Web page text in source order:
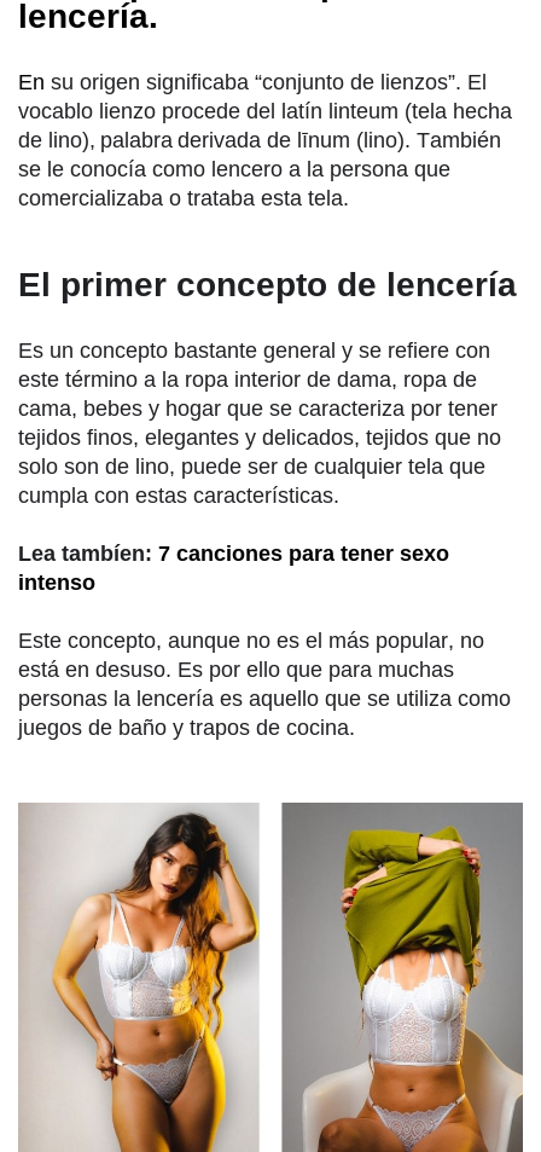
lencería.
En su origen significaba “conjunto de lienzos”. El
vocablo lienzo procede del latín linteum (tela hecha
de lino), palabra derivada de līnum (lino). También
se le conocía como lencero a la persona que
comercializaba o trataba esta tela.
El primer concepto de lencería
Es un concepto bastante general y se refiere con
este término a la ropa interior de dama, ropa de
cama, bebes y hogar que se caracteriza por tener
tejidos finos, elegantes y delicados, tejidos que no
solo son de lino, puede ser de cualquier tela que
cumpla con estas características.
Lea tambíen: 7 canciones para tener sexo
intenso
Este concepto, aunque no es el más popular, no
está en desuso. Es por ello que para muchas
personas la lencería es aquello que se utiliza como
juegos de baño y trapos de cocina.